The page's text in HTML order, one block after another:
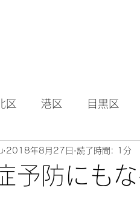
区 港区 目黒区
お知らせ
予防にも
2018年8月27日 読了時間: 1分